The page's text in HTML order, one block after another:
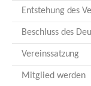
Entstehung des
Beschluss des
Vereinssatzung
Mitglied werden